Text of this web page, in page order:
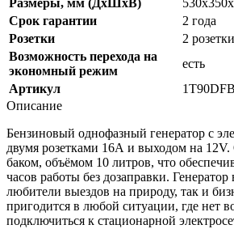
Размеры, мм (ДхШхВ)
Срок гарантии
2 года
Розетки
2
Возможность перехода на
экономный режим
есть
Артикул
Описание
Бензиновый однофазный генератор с
двумя розетками 16А и выходом на
баком, объёмом 10 литров, что
часов работы без дозаправки.
любители выездов на природу, так и
пригодится в любой ситуации, где нет
подключиться к стационарной